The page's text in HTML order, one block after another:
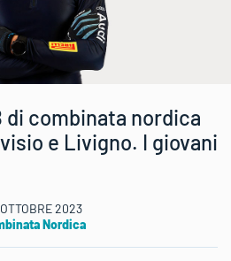
di combinata nordica
e Livigno. I giovani
2023
Nordica